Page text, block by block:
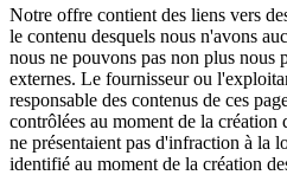
Notre offre contient des liens vers
le contenu desquels nous n'avons
nous ne pouvons pas non plus nous
externes. Le fournisseur ou
responsable des contenus de ces
contrôlées au moment de la
ne présentaient pas d'infraction à la
identifié au moment de la création